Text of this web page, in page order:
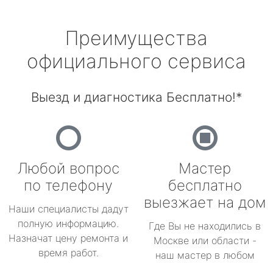
Преимущества
официального сервиса
Выезд и диагностика Бесплатно!*
Любой вопрос
по телефону
Наши специалисты дадут
полную информацию.
Назначат цену ремонта и
время работ.
Мастер
бесплатно
выезжает на дом
Где Вы не находились в
Москве или области -
наш мастер в любом